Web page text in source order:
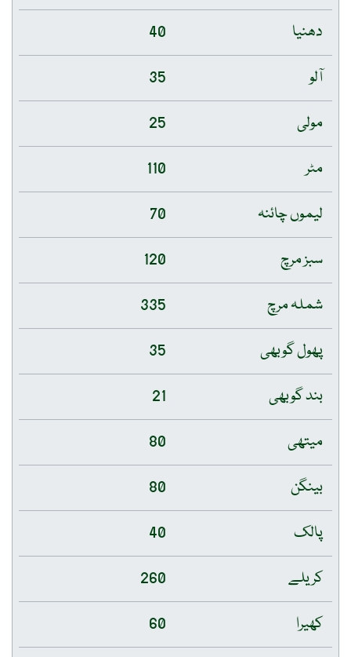
دھنیا
40
آلو
35
مولی
25
مٹر
110
لیموں چائنہ
70
سبز مرچ
120
شملہ مرچ
335
پھول گوبھی
35
بند گوبھی
21
میتھی
80
بینگن
80
پالک
40
کریلے
260
کھیرا
60